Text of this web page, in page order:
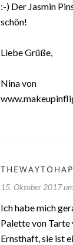
:-) Der Jasmin
schön!
Liebe Grüße,
Nina von
15. Oktober 2017
Ich habe mich
Palette von
Ernsthaft, sie ist